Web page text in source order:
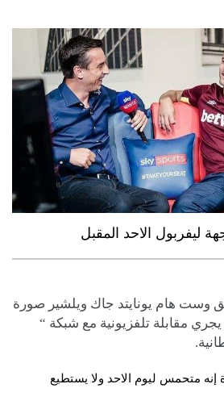
ليفربول الاحد المقبل
وست هام يونايتد ​جاك ويلشير​ صورة
مقابلة تلفزيونية مع شبكة “​
متحمس ليوم الاحد ولا يستطيع